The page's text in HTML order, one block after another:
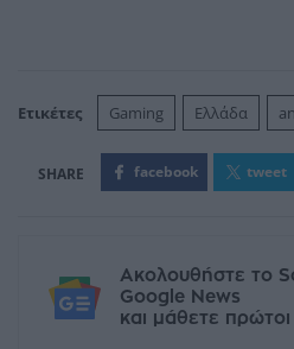
Ετικέτες Gaming Ελλάδα
facebook tweet
Ακολουθήστε το
Google News
και μάθετε πρώτοι